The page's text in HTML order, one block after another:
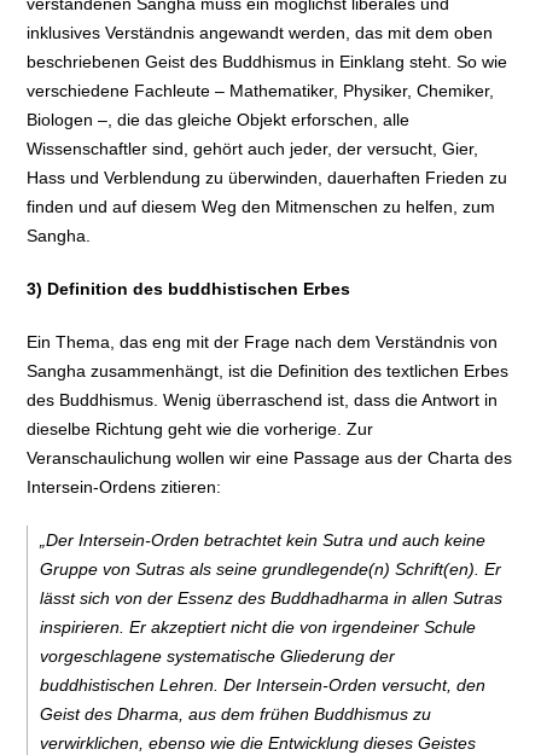
verstandenen Sangha muss ein möglichst liberales und
inklusives Verständnis angewandt werden, das mit dem oben
beschriebenen Geist des Buddhismus in Einklang steht. So wie
verschiedene Fachleute – Mathematiker, Physiker, Chemiker,
Biologen –, die das gleiche Objekt erforschen, alle
Wissenschaftler sind, gehört auch jeder, der versucht, Gier,
Hass und Verblendung zu überwinden, dauerhaften Frieden zu
finden und auf diesem Weg den Mitmenschen zu helfen, zum
Sangha.
3) Definition des buddhistischen Erbes
Ein Thema, das eng mit der Frage nach dem Verständnis von
Sangha zusammenhängt, ist die Definition des textlichen Erbes
des Buddhismus. Wenig überraschend ist, dass die Antwort in
dieselbe Richtung geht wie die vorherige. Zur
Veranschaulichung wollen wir eine Passage aus der Charta des
Intersein-Ordens zitieren:
„Der Intersein-Orden betrachtet kein Sutra und auch keine
Gruppe von Sutras als seine grundlegende(n) Schrift(en). Er
lässt sich von der Essenz des Buddhadharma in allen Sutras
inspirieren. Er akzeptiert nicht die von irgendeiner Schule
vorgeschlagene systematische Gliederung der
buddhistischen Lehren. Der Intersein-Orden versucht, den
Geist des Dharma, aus dem frühen Buddhismus zu
verwirklichen, ebenso wie die Entwicklung dieses Geistes